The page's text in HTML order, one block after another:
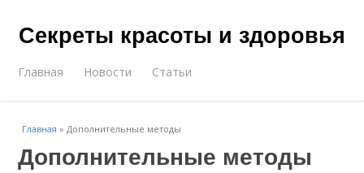
Секреты красоты и здоровья
Главная Новости Статьи
Главная »Дополнительные методы
Дополнительные методы